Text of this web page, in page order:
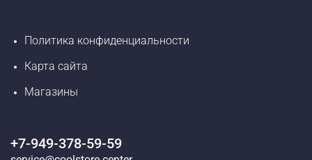
Политика конфиденциальности
Карта сайта
Магазины
+7-949-378-59-59